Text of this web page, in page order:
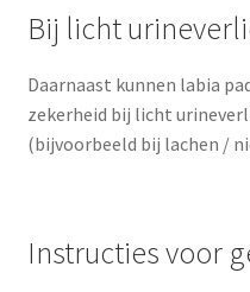
Bij licht
Daarnaast kunnen labia
zekerheid bij licht
(bijvoorbeeld bij lachen /
Instructies voor